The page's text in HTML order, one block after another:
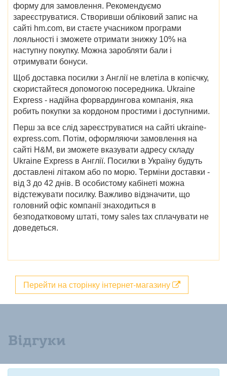
форму для замовлення. Рекомендуємо
зареєструватися. Створивши обліковий запис на
сайті hm.com, ви стаєте учасником програми
лояльності і зможете отримати знижку 10% на
наступну покупку. Можна заробляти бали і
отримувати бонуси.
Щоб доставка посилки з Англії не влетіла в копієчку,
скористайтеся допомогою посередника. Ukraine
Express - надійна форвардингова компанія, яка
робить покупки за кордоном простими і доступними.
Перш за все слід зареєструватися на сайті ukraine-
express.com. Потім, оформляючи замовлення на
сайті H&M, ви зможете вказувати адресу складу
Ukraine Express в Англії. Посилки в Україну будуть
доставлені літаком або по морю. Терміни доставки -
від 3 до 42 днів. В особистому кабінеті можна
відстежувати посилку. Важливо відзначити, що
головний офіс компанії знаходиться в
безподатковому штаті, тому sales tax сплачувати не
доведеться.
Перейти на сторінку інтернет-магазину
Відгуки